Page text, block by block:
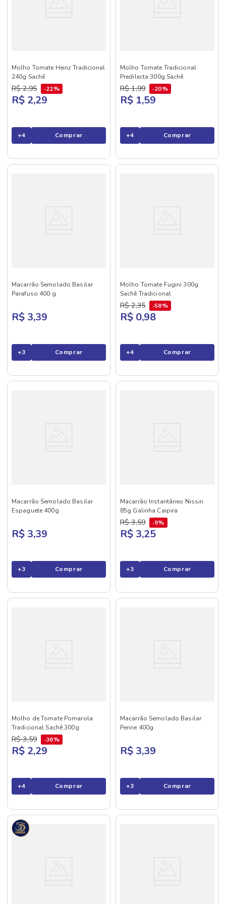
Molho Tomate Heinz Tradicional
240g Sachê
R$ 2,95 22%
R$ 2,29
+4 Comprar
Molho Tomate Tradicional
Predilecta 300g Sachê
R$ 1,99 20%
R$ 1,59
+4 Comprar
Macarrão Semolado Basilar
Parafuso 400 g
R$ 3,39
+3 Comprar
Molho Tomate Fugini 300g
Sachê Tradicional
R$ 2,35 58%
R$ 0,98
+4 Comprar
Macarrão Semolado Basilar
Espaguete 400g
R$ 3,39
+3 Comprar
Macarrão Instantâneo Nissin
85g Galinha Caipira
R$ 3,59 9%
R$ 3,25
+3 Comprar
Molho de Tomate Pomarola
Tradicional Sachê 300g
R$ 3,59 36%
R$ 2,29
+4 Comprar
Macarrão Semolado Basilar
Penne 400g
R$ 3,39
+3 Comprar